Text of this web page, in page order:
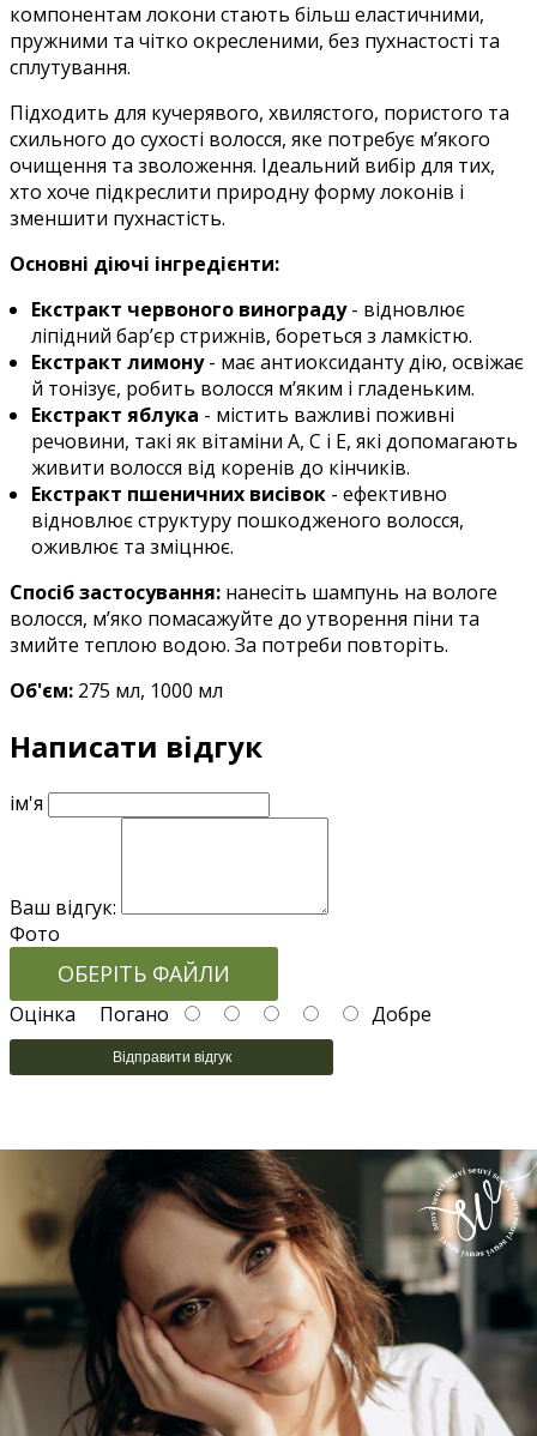
компонентам локони стають більш еластичними,
пружними та чітко окресленими, без пухнастості та
сплутування.
Підходить для кучерявого, хвилястого, пористого та
схильного до сухості волосся, яке потребує м’якого
очищення та зволоження. Ідеальний вибір для тих,
хто хоче підкреслити природну форму локонів і
зменшити пухнастість.
Основні діючі інгредієнти:
Екстракт червоного винограду- відновлює
ліпідний бар’єр стрижнів, бореться з ламкістю.
Екстракт лимону- має антиоксиданту дію, освіжає
й тонізує, робить волосся м’яким і гладеньким.
Екстракт яблука - містить важливі поживні
речовини, такі як вітаміни А, С і Е, які допомагають
живити волосся від коренів до кінчиків.
Екстракт пшеничних висівок- ефективно
відновлює структуру пошкодженого волосся,
оживлює та зміцнює.
Спосіб застосування: нанесіть шампунь на вологе
волосся, м’яко помасажуйте до утворення піни та
змийте теплою водою. За потреби повторіть.
Об'єм: 275 мл, 1000 мл
Написати відгук
ім'я
Ваш відгук:
Фото
ОБЕРІТЬ ФАЙЛИ
Оцінка Погано Добре
Відправити відгук